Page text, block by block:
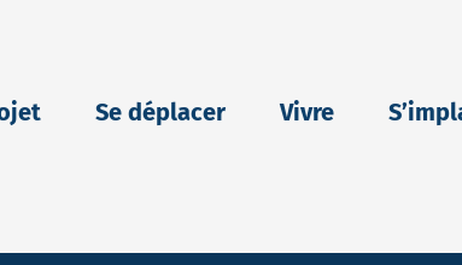
Se déplacer Vivre